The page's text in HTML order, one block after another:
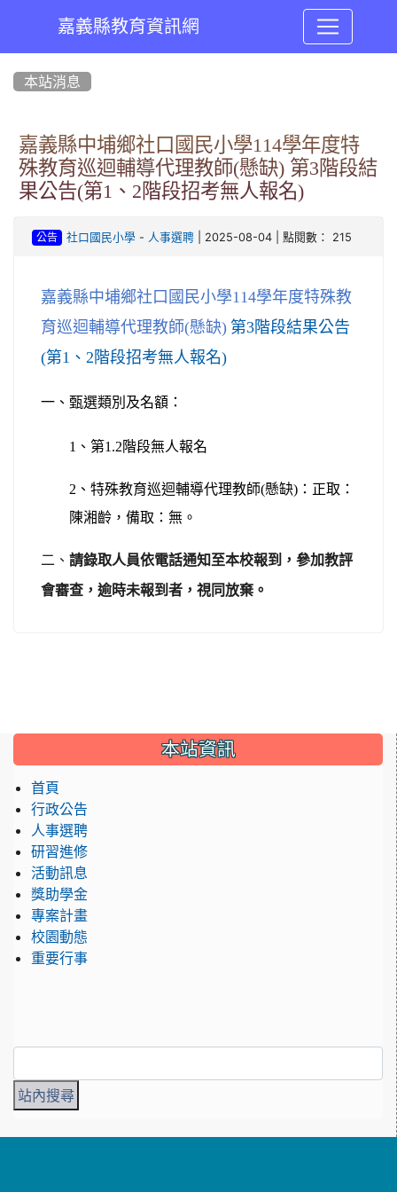
嘉義縣教育資訊網
本站消息
嘉義縣中埔鄉社口國民小學114學年度特
殊教育巡迴輔導代理教師(懸缺) 第3階段結
果公告(第1、2階段招考無人報名)
公告 社口國民小學- 人事選聘| 2025-08-04 | 點閱數： 215
嘉義縣中埔鄉社口國民小學114學年度特殊教
育巡迴輔導代理教師(懸缺) 第3階段結果公告
(第1 、 2 階段招考無人報名)
一、甄選類別及名額：
1 、第1.2階段無人報名
2 、特殊教育巡迴輔導代理教師(懸缺)：正取：
陳湘齡，備取：無。
二、 請錄取人員依電話通知至本校報到 ， 參加教評
會審查，逾時未報到者，視同放棄。
::: 本站資訊
首頁
行政公告
人事選聘
研習進修
活動訊息
獎助學金
專案計畫
校園動態
重要行事